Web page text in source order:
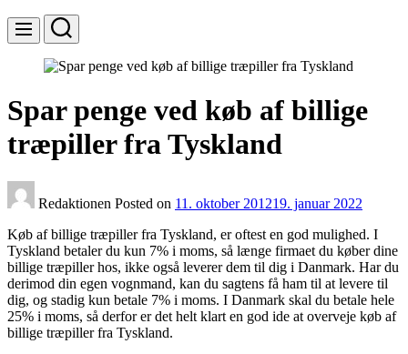
Menu Search
Spar penge ved køb af billige
træpiller fra Tyskland
Redaktionen Posted on 11. oktober 201219. januar 2022
Køb af billige træpiller fra Tyskland, er oftest en god mulighed. I
Tyskland betaler du kun 7% i moms, så længe firmaet du køber dine
billige træpiller hos, ikke også leverer dem til dig i Danmark. Har du
derimod din egen vognmand, kan du sagtens få ham til at levere til
dig, og stadig kun betale 7% i moms. I Danmark skal du betale hele
25% i moms, så derfor er det helt klart en god ide at overveje køb af
billige træpiller fra Tyskland.